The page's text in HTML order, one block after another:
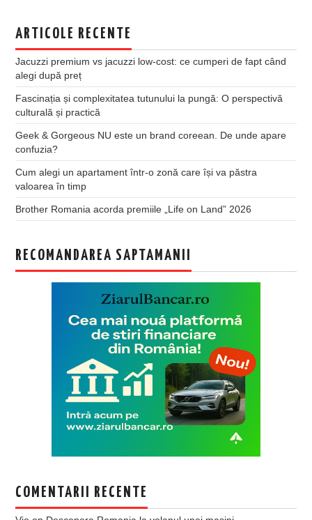
ARTICOLE RECENTE
Jacuzzi premium vs jacuzzi low-cost: ce cumperi de fapt când
alegi după preț
Fascinația și complexitatea tutunului la pungă: O perspectivă
culturală și practică
Geek & Gorgeous NU este un brand coreean. De unde apare
confuzia?
Cum alegi un apartament într-o zonă care își va păstra
valoarea în timp
Brother Romania acorda premiile „Life on Land” 2026
RECOMANDAREA SAPTAMANII
COMENTARII RECENTE